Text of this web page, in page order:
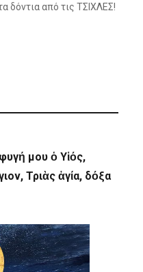
από τις ΤΣΙΧΛΕΣ!
μου ὁ Υἱός,
Τριὰς ἁγία, δόξα